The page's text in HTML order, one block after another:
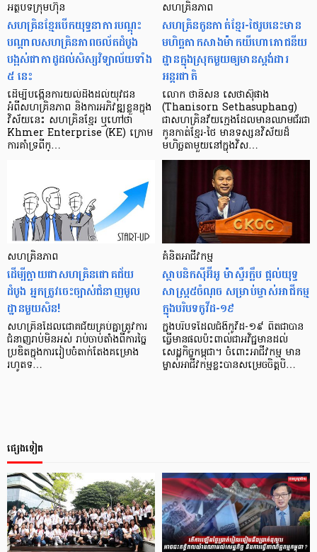
អត្ថបទក្រុមហ៊ុន
សហគ្រិនខ្មែរបើកយុទ្ធនាការបណ្តុះ
បណ្តាលសហគ្រិនភាពចល័តដំបូង
បង្អស់ជាកាដូដល់សិស្សវិទ្យាល័យទាំង
៥ នេះ
ដើម្បីបង្កើនការយល់ដឹងដល់យុវជន
អំពីសហគ្រិនភាព និងការអភិវឌ្ឍខ្លួនក្នុង
វិស័យនេះ សហគ្រិនខ្មែរ ឬហៅថា
Khmer Enterprise (KE) ក្រោម
ការគាំទ្រពីក្…
សហគ្រិនភាព
សហគ្រិនកូនកាត់ខ្មែរ-ថៃរូបនេះមាន
មហិច្ឆតាកសាង​ម៉ាកយីហោ​ភោជនីយ
ដ្ឋាន​ក្នុង​ស្រុក​មួយ​ឲ្យ​មាន​ស្តង់ដារ
អន្តរជាតិ
លោក ថានិសន សេថាស៊ុផាង
(Thanisorn Sethasuphang)
ជាសហគ្រិនវ័យក្មេងដែលមានឈាមជ័រជា
កូនកាត់ខ្មែរ-ថៃ មានទស្សនវិស័យដ៏
មហិច្ឆតាមួយនៅក្នុងវិស…
សហគ្រិនភាព
ដើម្បីក្លាយជាសហគ្រិនជោគជ័យ
ដំបូង អ្នកត្រូវចេះច្បាស់ជំនាញមូល
ដ្ឋានមួយសិន!
សហគ្រិន​ដែល​ជោគជ័យ​គ្រប់​គ្នា​ត្រូវការ​
ជំនាញ​រាប់​មិន​អស់​ រាប់​ចាប់​តាំង​ពី​ការ​ច្នៃ​
ប្រឌិត​ក្នុង​ការ​រៀបចំ​​តាក់តែង​​គម្រោង
រហូត​ទ…
គំនិតអាជីវកម្ម
ស្ថាបនិកស៊ីអ៊ីអូ ម៉ាស្ទឺរក្លឹប ផ្ដល់យុទ្ធ
សាស្ត្រ៥ចំណុច សម្រាប់ម្ចាស់អាជីកម្ម
ក្នុងបរិបទកូវីដ-១៩
ក្នុងបរិបទដែលជំងឺកូវីដ-១៩ ពិតជាបាន
ធ្វើមានផលប៉ះពាល់ជាអវិជ្ជមានដល់
សេដ្ឋកិច្ចកម្ពុជា។ ចំពោះអាជីវកម្ម មាន
ម្ចាស់អាជីវកម្មខ្លះបានសម្រេចចិត្តបិ…
ផ្សេងទៀត